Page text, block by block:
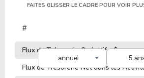
annuel 5
FAITES GLISSER LE CADRE POUR VOIR
#
Flux de Trésorerie Opératif - $
Flux de Trésorerie Net dans les